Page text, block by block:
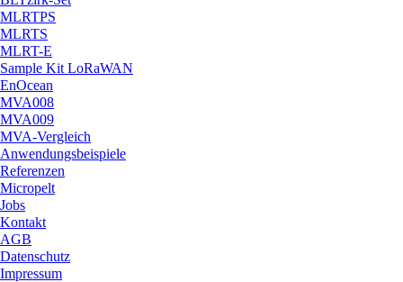
MLRTPS
MLRTS
MLRT-E
Sample Kit LoRaWAN
EnOcean
MVA008
MVA009
MVA-Vergleich
Anwendungsbeispiele
Referenzen
Micropelt
Jobs
Kontakt
AGB
Datenschutz
Impressum